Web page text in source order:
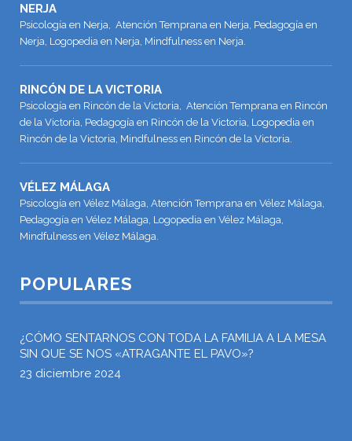
NERJA
Psicología en Nerja, Atención Temprana en Nerja, Pedagogía en
Nerja, Logopedia en Nerja, Mindfulness en Nerja.
RINCÓN DE LA VICTORIA
Psicología en Rincón de la Victoria, Atención Temprana en Rincón
de la Victoria, Pedagogía en Rincón de la Victoria, Logopedia en
Rincón de la Victoria, Mindfulness en Rincón de la Victoria.
VÉLEZ MÁLAGA
Psicología en Vélez Málaga, Atención Temprana en Vélez Málaga,
Pedagogía en Vélez Málaga, Logopedia en Vélez Málaga,
Mindfulness en Vélez Málaga.
POPULARES
¿CÓMO SENTARNOS CON TODA LA FAMILIA A LA MESA
SIN QUE SE NOS «ATRAGANTE EL PAVO»?
23 diciembre 2024